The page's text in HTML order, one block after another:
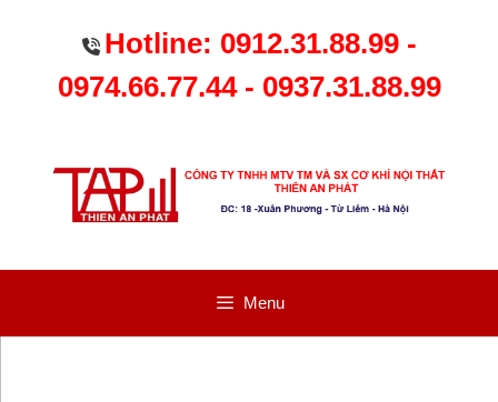
Hotline: 0912.31.88.99-
0974.66.77.44- 0937.31.88.99
Menu